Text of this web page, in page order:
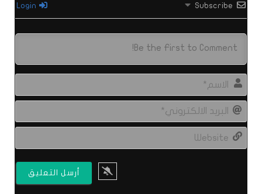
Subscribe